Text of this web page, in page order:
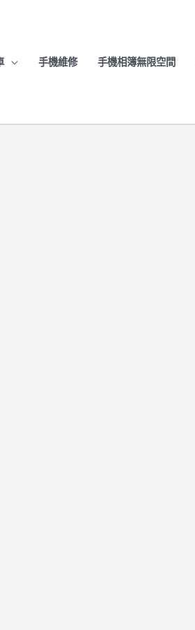
手機維修 手機相簿無限空間